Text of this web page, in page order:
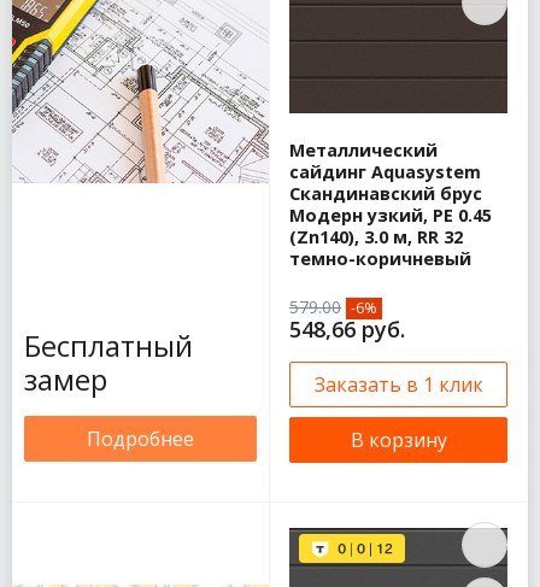
Бесплатный
замер
Подробнее
Металлический
сайдинг Aquasystem
Скандинавский брус
Модерн узкий, PE 0.45
(Zn140), 3.0 м, RR 32
темно-коричневый
579.00 -6%
548,66 руб.
Заказать в 1 клик
В корзину